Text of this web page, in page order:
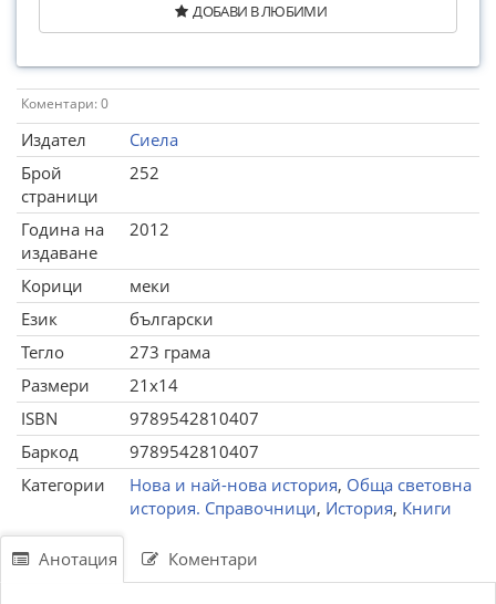
ДОБАВИ В ЛЮБИМИ
Коментари: 0
Издател
Сиела
Брой
страници
252
Година на
издаване
2012
Корици
меки
Език
български
Тегло
273 грама
Размери
21x14
ISBN
9789542810407
Баркод
9789542810407
Категории
Нова и най-нова история, Обща световна
история. Справочници, История, Книги
Анотация Коментари